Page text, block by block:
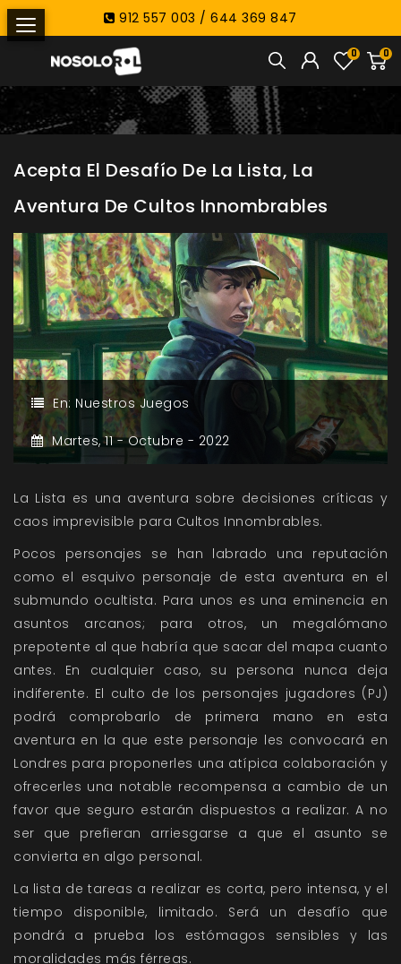
912 557 003 / 644 369 847
0
0
Acepta El Desafío De La Lista, La
Aventura De Cultos Innombrables
En: Nuestros Juegos
Martes,11 -Octubre - 2022
La Lista es una aventura sobre decisiones críticas y
caos imprevisible para Cultos Innombrables.
Pocos personajes se han labrado una reputación
como el esquivo personaje de esta aventura en el
submundo ocultista. Para unos es una eminencia en
asuntos arcanos; para otros, un megalómano
prepotente al que habría que sacar del mapa cuanto
antes. En cualquier caso, su persona nunca deja
indiferente. El culto de los personajes jugadores (PJ)
podrá comprobarlo de primera mano en esta
aventura en la que este personaje les convocará en
Londres para proponerles una atípica colaboración y
ofrecerles una notable recompensa a cambio de un
favor que seguro estarán dispuestos a realizar. A no
ser que prefieran arriesgarse a que el asunto se
convierta en algo personal.
La lista de tareas a realizar es corta, pero intensa, y el
tiempo disponible, limitado. Será un desafío que
pondrá a prueba los estómagos sensibles y las
moralidades más férreas.